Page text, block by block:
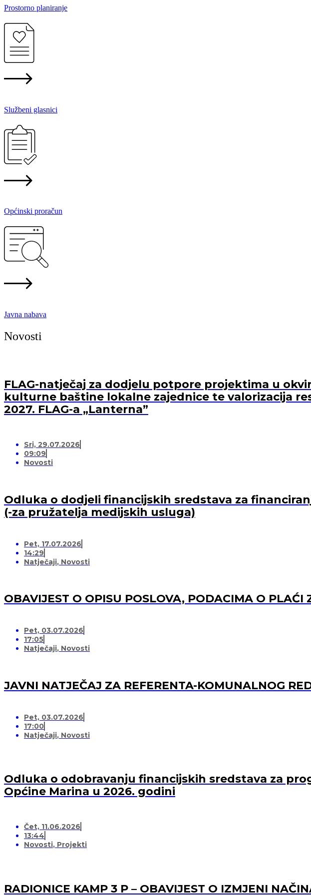
Prostorno planiranje
Službeni glasnici
Općinski proračun
Javna nabava
Novosti
FLAG-natječaj za dodjelu potpore projektima u
kulturne baštine lokalne zajednice te valorizacija
2027. FLAG-a „Lanterna”
Sri, 29.07.2026
09:09
Novosti
Odluka o dodjeli financijskih sredstava za
(-za pružatelja medijskih usluga)
Pet, 17.07.2026
14:29
Natječaji, Novosti
OBAVIJEST O OPISU POSLOVA, PODACIMA O
Pet, 03.07.2026
17:05
Natječaji, Novosti
JAVNI NATJEČAJ ZA REFERENTA-KOMUNALNOG
Pet, 03.07.2026
17:00
Natječaji, Novosti
Odluka o odobravanju financijskih sredstava za
Općine Marina u 2026. godini
Čet, 11.06.2026
13:44
Novosti, Projekti
RADIONICE KAMP 3 P – OBAVIJEST O IZMJENI